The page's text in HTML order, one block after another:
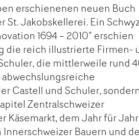
erschienenen neuen Buch
St. Jakobskellerei. Ein
1694 – 2010“ erschien
die reich illustrierte Firmen-
die mittlerweile rund
Castell und Schuler,
Zentralschweizer
Käsemarkt, dem Jahr für Jahr
Bauern und